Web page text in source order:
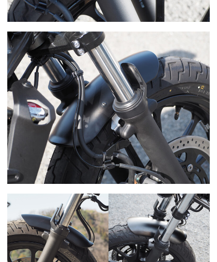
は
ロ
ー
ル
フ
ォ
ー
ミ
ン
グ
に
よ
り
美
し
い
曲
面
を
実